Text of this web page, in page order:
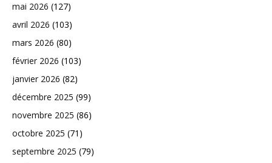
mai 2026 (127)
avril 2026 (103)
mars 2026 (80)
février 2026 (103)
janvier 2026 (82)
décembre 2025 (99)
novembre 2025 (86)
octobre 2025 (71)
septembre 2025 (79)